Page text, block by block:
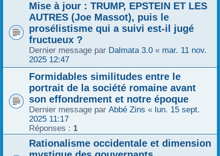
Mise à jour : TRUMP, EPSTEIN ET LES
AUTRES (Joe Massot), puis le
prosélistisme qui a suivi est-il jugé
fructueux ?
Dernier message par Dalmata 3.0 « mar. 11 nov.
2025 12:47
Formidables similitudes entre le
portrait de la société romaine avant
son effondrement et notre époque
Dernier message par Abbé Zins « lun. 15 sept.
2025 11:17
Réponses : 1
Rationalisme occidentale et dimension